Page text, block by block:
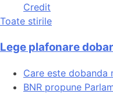
Credit
Toate stirile
Lege plafonare
Care este dobanda
BNR propune